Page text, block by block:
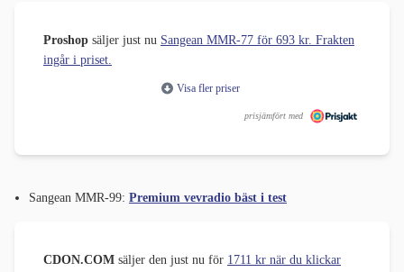
Proshop säljer just nu Sangean MMR-77 för 693 kr. Frakten
ingår i priset.
Visa fler priser
prisjämfört med
Sangean MMR-99: Premium vevradio bäst i test
CDON.COM säljer den just nu för 1711 kr när du klickar